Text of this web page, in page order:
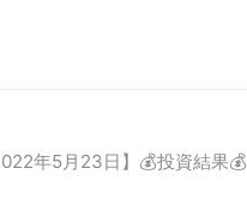
年5月23日】💰投資結果💰